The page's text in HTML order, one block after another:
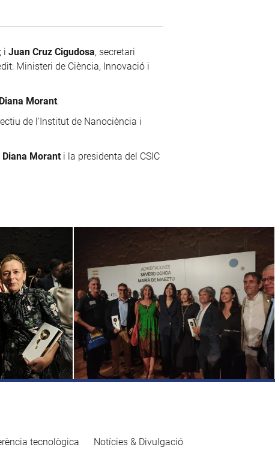
i Juan Cruz Cigudosa, secretari
Ministeri de Ciència, Innovació i
Diana Morant.
de l'Institut de Nanociència i
Diana Morant i la presidenta del CSIC
tecnològica Notícies & Divulgació